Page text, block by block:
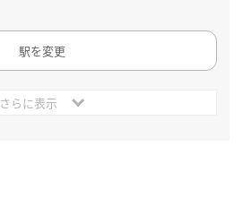
駅を変更
さらに表示